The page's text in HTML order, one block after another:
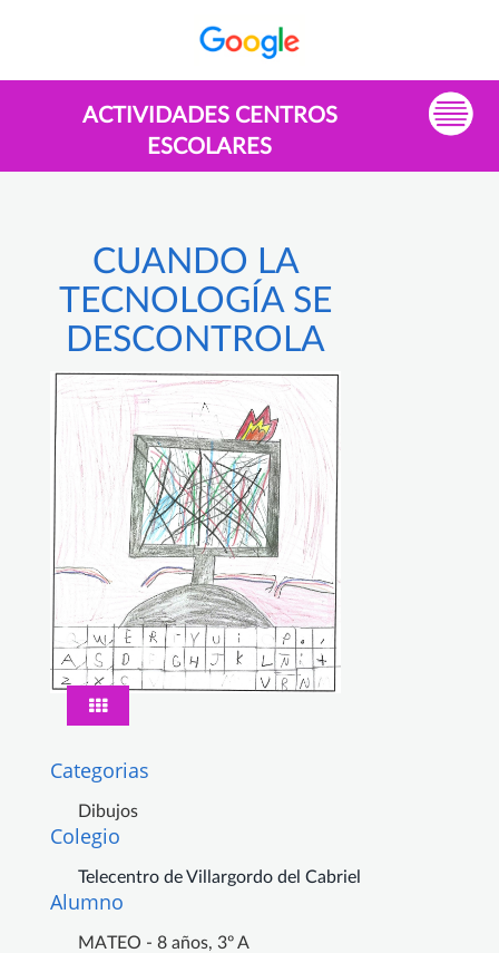
ACTIVIDADES CENTROS
ESCOLARES
CUANDO LA
TECNOLOGÍA SE
DESCONTROLA
Categorias
Dibujos
Colegio
Telecentro de Villargordo del Cabriel
Alumno
MATEO - 8 años, 3º A